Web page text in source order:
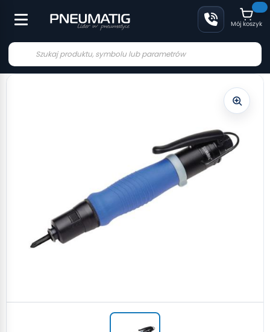
Mój koszyk